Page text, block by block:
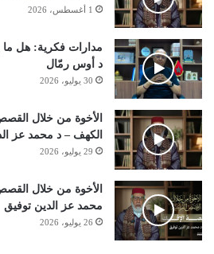
1 أغسطس، 2026
مدارات فكرية: هل ما
د أوس رمّال
30 يوليو، 2026
الأخوة من خلال
الكهف – د محمد عز
29 يوليو، 2026
الأخوة من خلال
محمد عز الدين توفيق
26 يوليو، 2026